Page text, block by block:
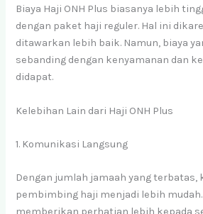
Biaya Haji ONH Plus biasanya lebih
dengan paket haji reguler. Hal ini
ditawarkan lebih baik. Namun, biaya
sebanding dengan kenyamanan dan
didapat.
Kelebihan Lain dari Haji ONH Plus
1. Komunikasi Langsung
Dengan jumlah jamaah yang terbatas,
pembimbing haji menjadi lebih